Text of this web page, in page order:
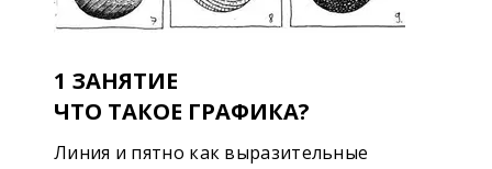
1 ЗАНЯТИЕ
ЧТО ТАКОЕ ГРАФИКА?
Линия и пятно как выразительные